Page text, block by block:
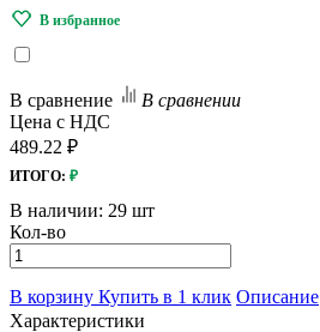
В сравнение
В сравнении
Цена с НДС
489.22 ₽
ИТОГО: ₽
В наличии: 29 шт
Кол-во
В корзину Купить в 1 клик Описание
Характеристики